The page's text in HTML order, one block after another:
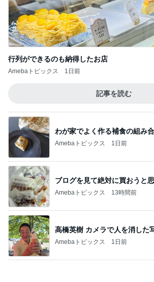
わが家でよく作る補食の組み
Amebaトピックス 1日前
Amebaトピックス 13時間前
高橋英樹 カメラで人を消した
Amebaトピックス 1日前
夫の入院で日付を書き換えた
Amebaトピックス 16時間前